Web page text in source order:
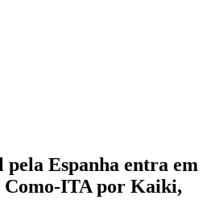
pela Espanha entra em
Como-ITA por Kaiki,